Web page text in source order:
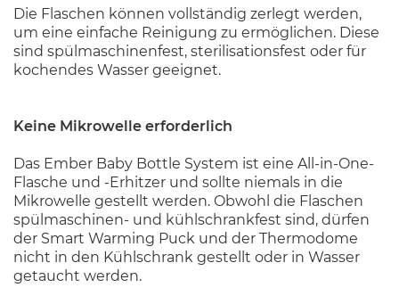
Die Flaschen können vollständig zerlegt werden,
um eine einfache Reinigung zu ermöglichen. Diese
sind spülmaschinenfest, sterilisationsfest oder für
kochendes Wasser geeignet.
Keine Mikrowelle erforderlich
Das Ember Baby Bottle System ist eine All-in-One-
Flasche und -Erhitzer und sollte niemals in die
Mikrowelle gestellt werden. Obwohl die Flaschen
spülmaschinen- und kühlschrankfest sind, dürfen
der Smart Warming Puck und der Thermodome
nicht in den Kühlschrank gestellt oder in Wasser
getaucht werden.